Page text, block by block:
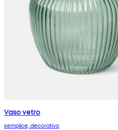
Vaso vetro
semplice, decorativo